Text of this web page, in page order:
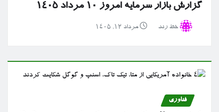
گزارش بازار سرمایه امروز ۱۰ مرداد ۱۴۰۵
خط رند مرداد ۱۲, ۱۴۰۵
فناوری